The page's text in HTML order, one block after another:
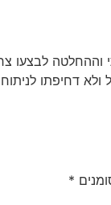
וההחלטה
דחיפתו
*